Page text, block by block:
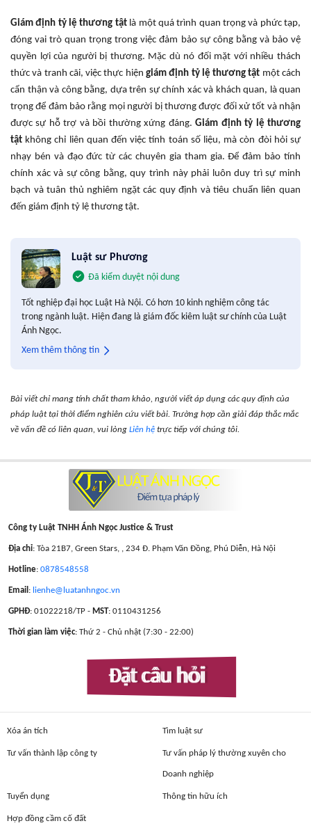
Giám định tỷ lệ thương tậtlà một quá trình quan trọng và phức tạp,
đóng vai trò quan trọng trong việc đảm bảo sự công bằng và bảo vệ
quyền lợi của người bị thương. Mặc dù nó đối mặt với nhiều thách
thức và tranh cãi, việc thực hiện giám định tỷ lệ thương tật một cách
cẩn thận và công bằng, dựa trên sự chính xác và khách quan, là quan
trọng để đảm bảo rằng mọi người bị thương được đối xử tốt và nhận
được sự hỗ trợ và bồi thường xứng đáng.Giám định tỷ lệ thương
tật không chỉ liên quan đến việc tính toán số liệu, mà còn đòi hỏi sự
nhạy bén và đạo đức từ các chuyên gia tham gia. Để đảm bảo tính
chính xác và sự công bằng, quy trình này phải luôn duy trì sự minh
bạch và tuân thủ nghiêm ngặt các quy định và tiêu chuẩn liên quan
đến giám định tỷ lệ thương tật.
Luật sư Phương
Đã kiểm duyệt nội dung
Tốt nghiệp đại học Luật Hà Nội. Có hơn 10 kinh nghiệm công tác
trong ngành luật. Hiện đang là giám đốc kiêm luật sư chính của Luật
Ánh Ngọc.
Xem thêm thông tin
Bài viết chỉ mang tính chất tham khảo, người viết áp dụng các quy định của
pháp luật tại thời điểm nghiên cứu viết bài. Trường hợp cần giải đáp thắc mắc
về vấn đề có liên quan, vui lòng Liên hệ trực tiếp với chúng tôi.
Công ty Luật TNHH Ánh Ngọc Justice & Trust
Địa chỉ: Tòa 21B7, Green Stars, , 234 Đ. Phạm Văn Đồng, Phú Diễn, Hà Nội
Hotline: 0878548558
Email : lienhe@luatanhngoc.vn
GPHĐ: 01022218/TP - MST: 0110431256
Thời gian làm việc: Thứ 2 - Chủ nhật (7:30 - 22:00)
Đặt câu hỏi
Xóa án tích Tìm luật sư
Tư vấn thành lập công ty Tư vấn pháp lý thường xuyên cho
Doanh nghiệp
Tuyển dụng Thông tin hữu ích
Hợp đồng cầm cố đất